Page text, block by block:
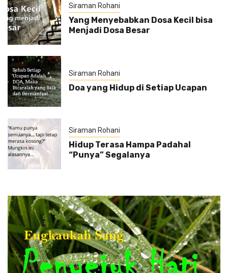
Siraman Rohani
Yang Menyebabkan Dosa Kecil bisa
Menjadi Dosa Besar
Siraman Rohani
Doa yang Hidup di Setiap Ucapan
Siraman Rohani
Hidup Terasa Hampa Padahal
“Punya” Segalanya